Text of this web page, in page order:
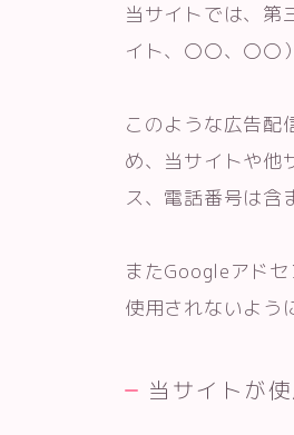
当サイトでは、第
イト、〇〇、〇〇
このような広告配
め、当サイトや他
ス、電話番号は含
またGoogleアド
使用されないよう
当サイトが